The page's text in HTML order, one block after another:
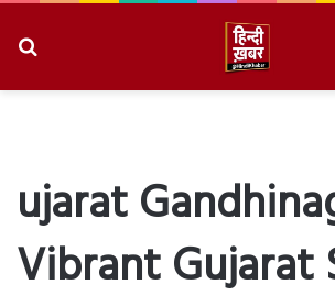
ujarat
Vibrant Gujarat